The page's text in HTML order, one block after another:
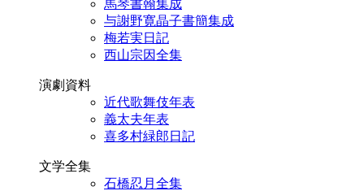
馬琴書翰集成
与謝野寛晶子書簡集成
梅若実日記
西山宗因全集
演劇資料
近代歌舞伎年表
義太夫年表
喜多村緑郎日記
文学全集
石橋忍月全集